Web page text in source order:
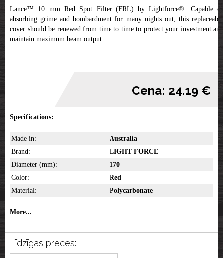
Lance™ 10 mm Red Spot Filter (FRL) by Lightforce®. Capable of
absorbing grime and bombardment for many nights out, this replaceable
cover should be renewed from time to time to protect your investment and
maintain maximum beam output.
Cena: 24.19 €
Specifications:
Made in:
Australia
Brand:
LIGHT FORCE
Diameter (mm):
170
Color:
Red
Material:
Polycarbonate
More...
Līdzīgas preces: